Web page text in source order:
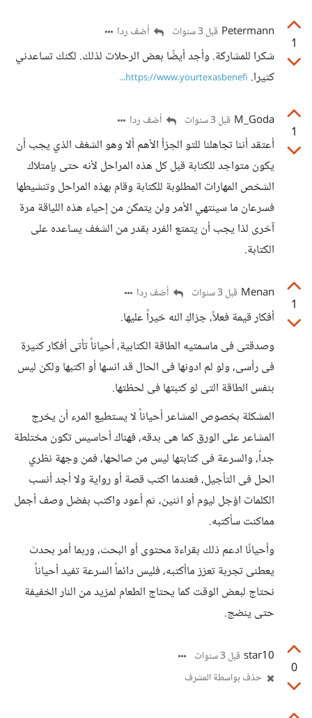
1
Petermann قبل 3 سنوات أضف ردا
شكرا للمشاركة. وأجد أيضًا بعض الرحلات لذلك. لكنك تساعدني
كثيرا. https://www.yourtexasbenefi...
1
M_Goda قبل 3 سنوات أضف ردا
أعتقد أننا تجاهلنا للتو الجزأ الأهم ألا وهو الشغف الذي يجب أن
يكون متواجد للكتابة قبل كل هذه المراحل لأنه حتى بإمتلاك
الشخص المهارات المطلوبة للكتابة وقام بهذه المراحل وتنشيطها
فسرعان ما سينتهي الأمر ولن يتمكن من إحياء هذه اللياقة مرة
آخرى لذا يجب أن يتمتع الفرد بقدر من الشغف يساعده على
الكتابة.
1
Menan قبل 3 سنوات أضف ردا
أفكار قيمة فعلاً، جزاكِ الله خيراً عليها.
وصدقتى فى ماسمتيه الطاقة الكتابية، أحياناً تأتى أفكار كثيرة
فى رأسى، ولو لم ادونها فى الحال قد انسها أو اكتبها ولكن ليس
بنفس الطاقة التى لو كتبتها فى لحظتها.
المشكلة بخصوص المشاعر أحياناً لا يستطيع المرء أن يخرج
المشاعر على الورق كما هى بدقه، فهناك أحاسيس تكون مختلطة
جداً، والسرعة فى كتابتها ليس من صالحها، فمن وجهة نظري
الحل فى التأجيل، فعندما اكتب قصة أو رواية ولا أجد أنسب
الكلمات اؤجل ليوم أو اثنين، ثم أعود واكتب بفضل وصف أجمل
مماكنت سأكتبه.
وأحيانًا ادعم ذلك بقراءة محتوى أو البحث، وربما أمر بحدث
يعطنى تجربة تعزز ماأكتبه، فليس دائماً السرعة تفيد أحياناً
نحتاج لبعض الوقت كما يحتاج الطعام لمزيد من النار الخفيفة
حتى ينضج.
0
star10 قبل 3 سنوات
حذف بواسطة المشرف